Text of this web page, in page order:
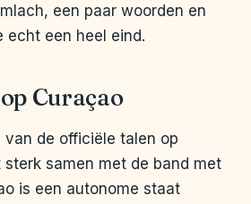
een paar woorden en
echt een heel eind.
Curaçao
van de officiële talen op
samen met de band met
is een autonome staat